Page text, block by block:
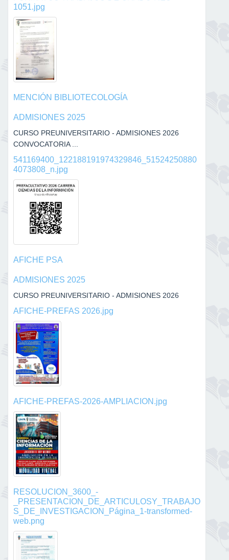
1051.jpg
MENCIÓN BIBLIOTECOLOGÍA
ADMISIONES 2025
CURSO PREUNIVERSITARIO - ADMISIONES 2026
CONVOCATORIA ...
541169400_122188191974329846_51524250880
4073808_n.jpg
AFICHE PSA
ADMISIONES 2025
CURSO PREUNIVERSITARIO - ADMISIONES 2026
AFICHE-PREFAS 2026.jpg
AFICHE-PREFAS-2026-AMPLIACION.jpg
RESOLUCION_3600_-
_PRESENTACION_DE_ARTICULOSY_TRABAJO
S_DE_INVESTIGACION_Página_1-transformed-
web.png